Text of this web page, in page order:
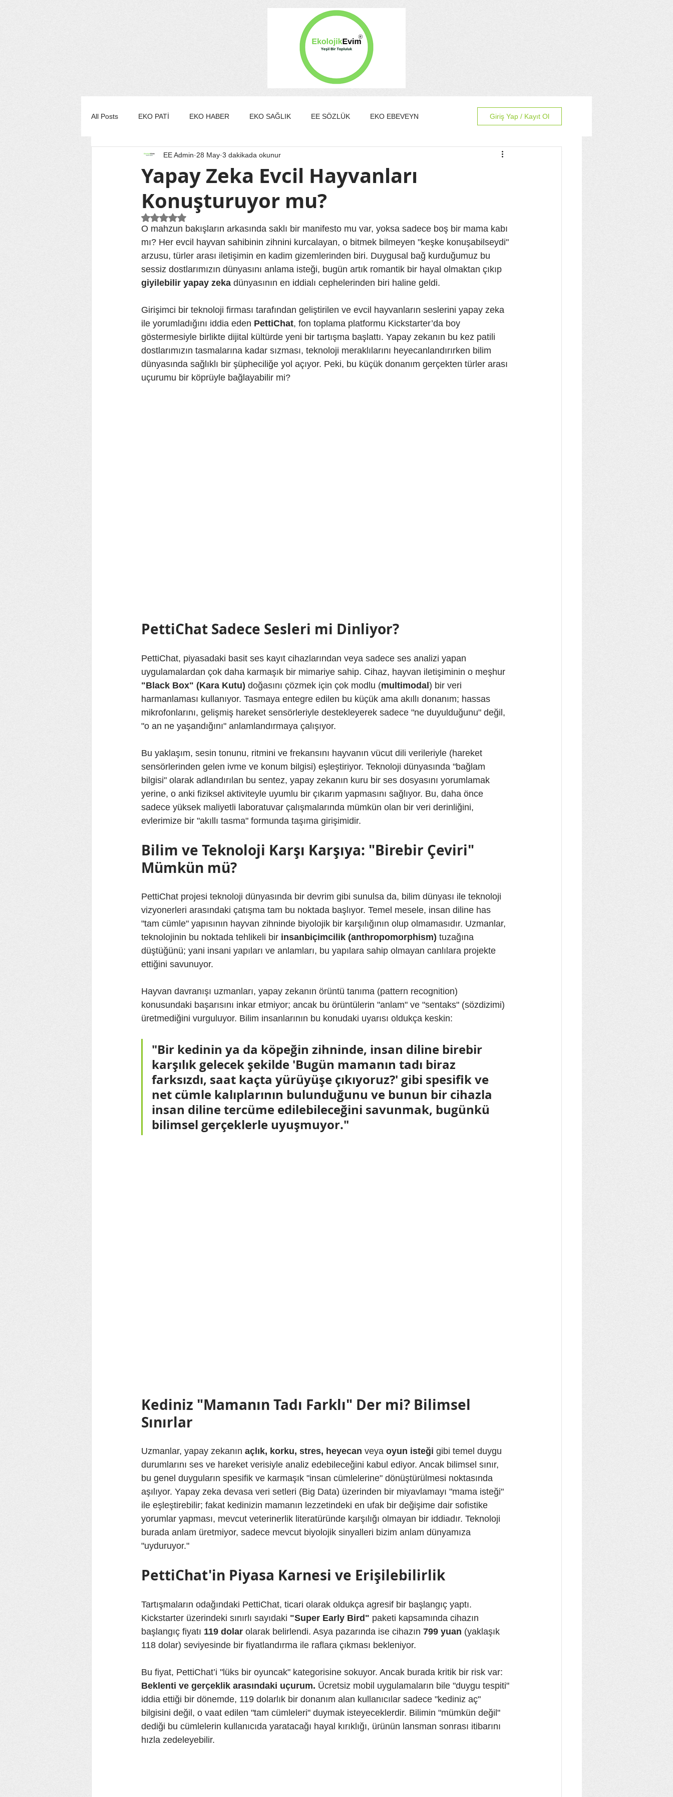
All Posts EKO PATİ EKO HABER EKO SAĞLIK EE SÖZLÜK EKO EBEVEYN
EKO MUTFAK EKO STİL/MODA/GÜZELLİK
EKO TURİZM EKO YAŞAM EKO YAZARLAR EKO SÖYLEŞİ
Giriş Yap / Kayıt Ol
Yapay Zeka Evcil Hayvanları
Konuşturuyor mu?
EE Admin 28 May 3 dakikada okunur
5 üzerinden NaN yıldız
O mahzun bakışların arkasında saklı bir manifesto mu var, yoksa sadece boş bir mama kabı
mı? Her evcil hayvan sahibinin zihnini kurcalayan, o bitmek bilmeyen "keşke konuşabilseydi"
arzusu, türler arası iletişimin en kadim gizemlerinden biri. Duygusal bağ kurduğumuz bu
sessiz dostlarımızın dünyasını anlama isteği, bugün artık romantik bir hayal olmaktan çıkıp
giyilebilir yapay zeka dünyasının en iddialı cephelerinden biri haline geldi.
Girişimci bir teknoloji firması tarafından geliştirilen ve evcil hayvanların seslerini yapay zeka
ile yorumladığını iddia eden PettiChat, fon toplama platformu Kickstarter’da boy
göstermesiyle birlikte dijital kültürde yeni bir tartışma başlattı. Yapay zekanın bu kez patili
dostlarımızın tasmalarına kadar sızması, teknoloji meraklılarını heyecanlandırırken bilim
dünyasında sağlıklı bir şüpheciliğe yol açıyor. Peki, bu küçük donanım gerçekten türler arası
uçurumu bir köprüyle bağlayabilir mi?
PettiChat Sadece Sesleri mi Dinliyor?
PettiChat, piyasadaki basit ses kayıt cihazlarından veya sadece ses analizi yapan
uygulamalardan çok daha karmaşık bir mimariye sahip. Cihaz, hayvan iletişiminin o meşhur
"Black Box" (Kara Kutu) doğasını çözmek için çok modlu (multimodal ) bir veri
harmanlaması kullanıyor. Tasmaya entegre edilen bu küçük ama akıllı donanım; hassas
mikrofonlarını, gelişmiş hareket sensörleriyle destekleyerek sadece "ne duyulduğunu" değil,
"o an ne yaşandığını" anlamlandırmaya çalışıyor.
Bu yaklaşım, sesin tonunu, ritmini ve frekansını hayvanın vücut dili verileriyle (hareket
sensörlerinden gelen ivme ve konum bilgisi) eşleştiriyor. Teknoloji dünyasında "bağlam
bilgisi" olarak adlandırılan bu sentez, yapay zekanın kuru bir ses dosyasını yorumlamak
yerine, o anki fiziksel aktiviteyle uyumlu bir çıkarım yapmasını sağlıyor. Bu, daha önce
sadece yüksek maliyetli laboratuvar çalışmalarında mümkün olan bir veri derinliğini,
evlerimize bir "akıllı tasma" formunda taşıma girişimidir.
Bilim ve Teknoloji Karşı Karşıya: "Birebir Çeviri"
Mümkün mü?
PettiChat projesi teknoloji dünyasında bir devrim gibi sunulsa da, bilim dünyası ile teknoloji
vizyonerleri arasındaki çatışma tam bu noktada başlıyor. Temel mesele, insan diline has
"tam cümle" yapısının hayvan zihninde biyolojik bir karşılığının olup olmamasıdır. Uzmanlar,
teknolojinin bu noktada tehlikeli bir insanbiçimcilik (anthropomorphism) tuzağına
düştüğünü; yani insani yapıları ve anlamları, bu yapılara sahip olmayan canlılara projekte
ettiğini savunuyor.
Hayvan davranışı uzmanları, yapay zekanın örüntü tanıma (pattern recognition)
konusundaki başarısını inkar etmiyor; ancak bu örüntülerin "anlam" ve "sentaks" (sözdizimi)
üretmediğini vurguluyor. Bilim insanlarının bu konudaki uyarısı oldukça keskin:
"Bir kedinin ya da köpeğin zihninde, insan diline birebir
karşılık gelecek şekilde 'Bugün mamanın tadı biraz
farksızdı, saat kaçta yürüyüşe çıkıyoruz?' gibi spesifik ve
net cümle kalıplarının bulunduğunu ve bunun bir cihazla
insan diline tercüme edilebileceğini savunmak, bugünkü
bilimsel gerçeklerle uyuşmuyor."
Kediniz "Mamanın Tadı Farklı" Der mi? Bilimsel
Sınırlar
Uzmanlar, yapay zekanın açlık, korku, stres, heyecan veya oyun isteği gibi temel duygu
durumlarını ses ve hareket verisiyle analiz edebileceğini kabul ediyor. Ancak bilimsel sınır,
bu genel duyguların spesifik ve karmaşık "insan cümlelerine" dönüştürülmesi noktasında
aşılıyor. Yapay zeka devasa veri setleri (Big Data) üzerinden bir miyavlamayı "mama isteği"
ile eşleştirebilir; fakat kedinizin mamanın lezzetindeki en ufak bir değişime dair sofistike
yorumlar yapması, mevcut veterinerlik literatüründe karşılığı olmayan bir iddiadır. Teknoloji
burada anlam üretmiyor, sadece mevcut biyolojik sinyalleri bizim anlam dünyamıza
"uyduruyor."
PettiChat'in Piyasa Karnesi ve Erişilebilirlik
Tartışmaların odağındaki PettiChat, ticari olarak oldukça agresif bir başlangıç yaptı.
Kickstarter üzerindeki sınırlı sayıdaki "Super Early Bird" paketi kapsamında cihazın
başlangıç fiyatı 119 dolar olarak belirlendi. Asya pazarında ise cihazın 799 yuan (yaklaşık
118 dolar) seviyesinde bir fiyatlandırma ile raflara çıkması bekleniyor.
Bu fiyat, PettiChat’i "lüks bir oyuncak" kategorisine sokuyor. Ancak burada kritik bir risk var:
Beklenti ve gerçeklik arasındaki uçurum. Ücretsiz mobil uygulamaların bile "duygu tespiti"
iddia ettiği bir dönemde, 119 dolarlık bir donanım alan kullanıcılar sadece "kediniz aç"
bilgisini değil, o vaat edilen "tam cümleleri" duymak isteyeceklerdir. Bilimin "mümkün değil"
dediği bu cümlelerin kullanıcıda yaratacağı hayal kırıklığı, ürünün lansman sonrası itibarını
hızla zedeleyebilir.